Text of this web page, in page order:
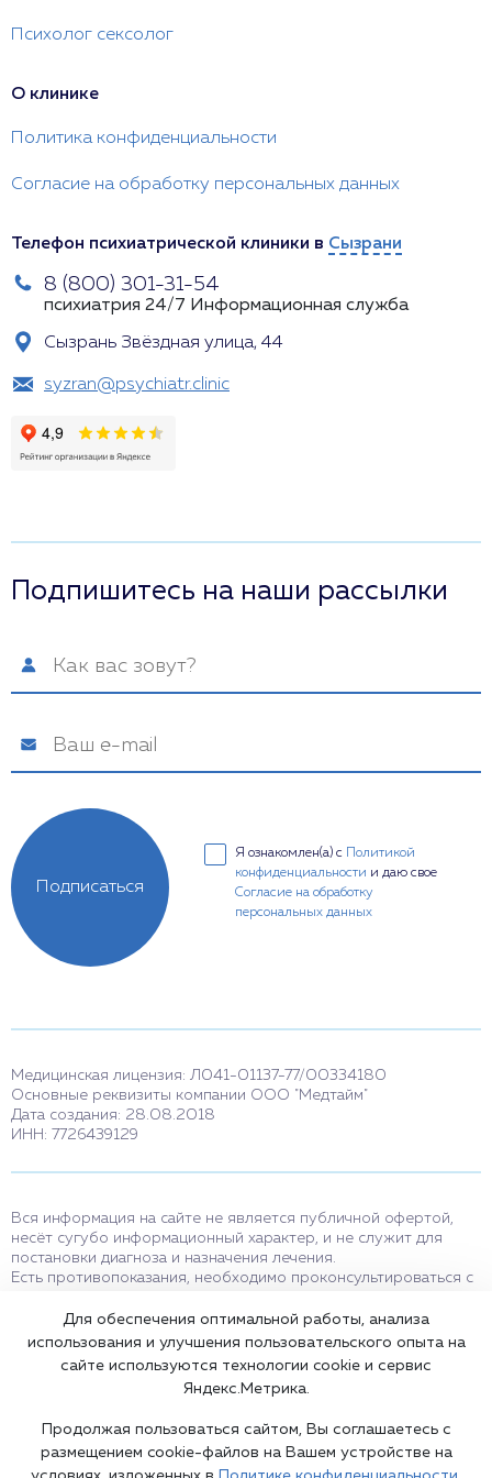
Психолог сексолог
О клинике
Политика конфиденциальности
Согласие на обработку персональных данных
Телефон психиатрической клиники в Сызрани
8 (800) 301-31-54
психиатрия 24/7 Информационная служба
Сызрань Звёздная улица, 44
syzran@psychiatr.clinic
Подпишитесь на наши рассылки
Я ознакомлен(а) с
Политикой
конфиденциальности и даю свое
Согласие на обработку
персональных данных
Подписаться
Медицинская лицензия: Л041-01137-77/00334180
Основные реквизиты компании ООО "Медтайм"
Дата создания: 28.08.2018
ИНН: 7726439129
Вся информация на сайте не является публичной офертой,
несёт сугубо информационный характер, и не служит для
постановки диагноза и назначения лечения.
Есть противопоказания, необходимо проконсультироваться с
мессенджерам и в соцсетях носят исключительно
информационный характер и не являются медицинскими
услугами.
Оставаясь на сайте вы соглашаетесь на использование cookies.
Для обеспечения оптимальной работы, анализа
использования и улучшения пользовательского опыта на
сайте используются технологии cookie и сервис
Яндекс.Метрика.
Продолжая пользоваться сайтом, Вы соглашаетесь с
размещением cookie-файлов на Вашем устройстве на